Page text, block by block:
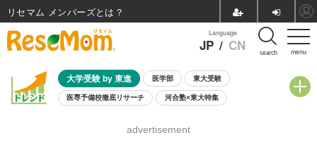
menu
Language
JP / CN search
大学受験 by 東進 医学部 東大受験
医専予備校徹底リサーチ 河合塾×東大特集
8月開催学校説明会・相談会
advertisement
リセマム メンバーズ